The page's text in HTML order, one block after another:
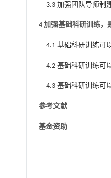
3.3 加强团队导师制
4 加强基础科研训练，
4.1 基础科研训练可
4.2 基础科研训练可
4.3 基础科研训练可
分研究和质控鉴定
参考文献
基金资助